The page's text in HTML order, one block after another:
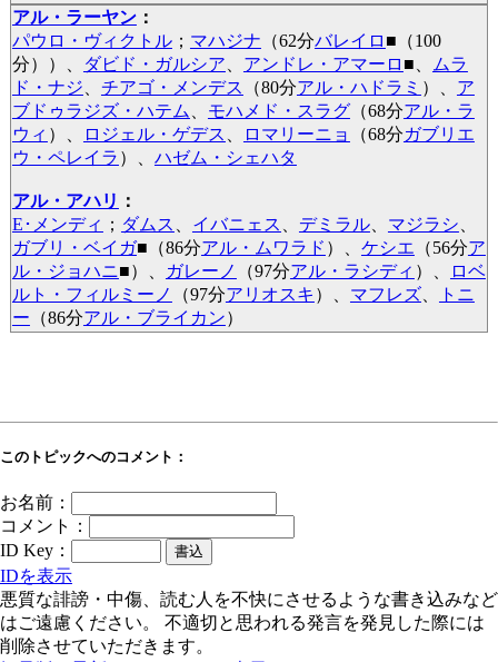
アル・ラーヤン：
パウロ・ヴィクトル； マハジナ （62分バレイロ ■ （100
分））、
ダビド・ガルシア アンドレ・アマーロ ■
ムラ
ド・ナジ
チアゴ・メンデス （80分アル・ハドラミ ）、 ア
ブドゥラジズ・ハテム
モハメド・スラグ（68分アル・ラ
ウィ ）、 ロジェル・ゲデス ロマリーニョ （68分ガブリエ
ウ・ペレイラ ）、 ハゼム・シェハタ
アル・アハリ ：
E･メンディ ； ダムス イバニェス デミラル、 マジラシ
ガブリ・ベイガ■ （86分アル・ムワラド ）、 ケシエ （56分ア
ル・ジョハニ■）、 ガレーノ （97分アル・ラシディ ）、
ロベ
ルト・フィルミーノ
（97分アリオスキ ）、 マフレズ、
トニ
ー （86分アル・ブライカン）
このトピックへのコメント：
お名前：
コメント：
ID Key：
IDを表示
悪質な誹謗・中傷、読む人を不快にさせるような書き込みなど
はご遠慮ください。 不適切と思われる発言を発見した際には
削除させていただきます。